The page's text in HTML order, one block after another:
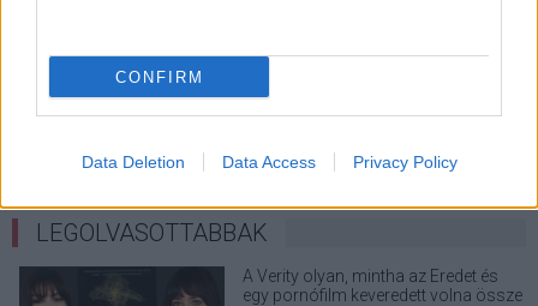
CONFIRM
Data Deletion Data Access Privacy Policy
LEGOLVASOTTABBAK
A Verity olyan, mintha az Eredet és
egy pornófilm keveredett volna össze